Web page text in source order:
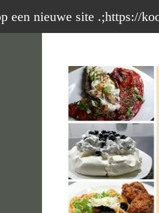
een nieuwe site .;https://